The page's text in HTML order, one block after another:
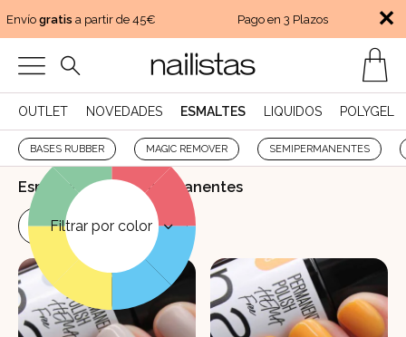
gratisa partir de 45€ Pago en 3 Plazos ✕
OUTLET NOVEDADES ESMALTES LIQUIDOS POLYGEL
BASES RUBBER MAGIC REMOVER SEMIPERMANENTES
Esmaltes de uñas permanentes